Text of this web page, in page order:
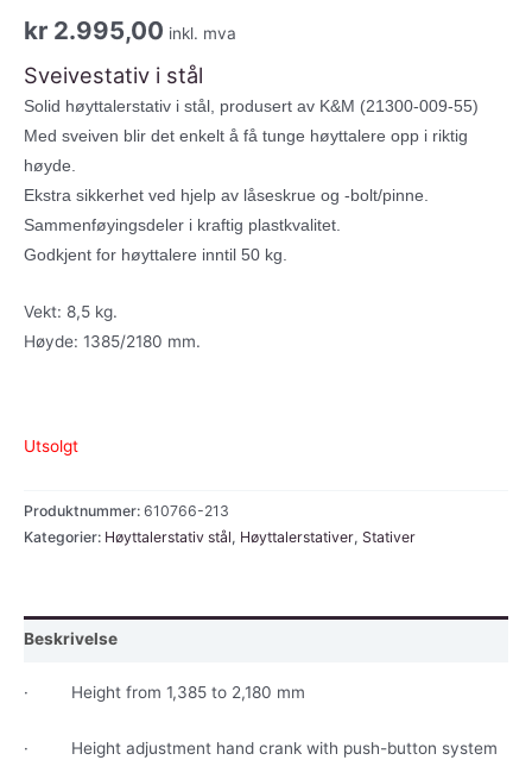
kr 2.995,00 inkl. mva
Sveivestativ i stål
Solid høyttalerstativ i stål, produsert av K&M (21300-009-55)
Med sveiven blir det enkelt å få tunge høyttalere opp i riktig
høyde.
Ekstra sikkerhet ved hjelp av låseskrue og -bolt/pinne.
Sammenføyingsdeler i kraftig plastkvalitet.
Godkjent for høyttalere inntil 50 kg.
Vekt: 8,5 kg.
Høyde: 1385/2180 mm.
Utsolgt
Produktnummer: 610766-213
Kategorier: Høyttalerstativ stål, Høyttalerstativer, Stativer
Beskrivelse
· Height from 1,385 to 2,180 mm
· Height adjustment hand crank with push-button system